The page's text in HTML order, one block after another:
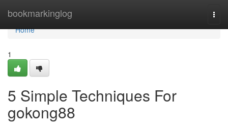
bookmarkinglog
Home
Home
1
5 Simple Techniques For
gokong88